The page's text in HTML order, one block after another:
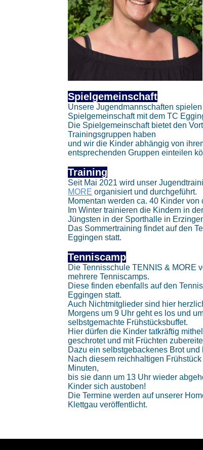
Spielgemeinschaft
Unsere Jugendmannschaften
Spielgemeinschaft mit dem TC
Die Spielgemeinschaft bietet den
Trainingsgruppen haben
und wir die Kinder abhängig von
entsprechenden Gruppen einteilen
Training
Seit Mai 2021 wird unser
MORE organisiert und durchgeführt.
Momentan werden ca. 40 Kinder von
Im Winter trainieren die Kindern in
Jüngsten in der Sporthalle in
Das Sommertraining findet auf den
Eggingen statt.
Tenniscamp
Die Tennisschule TENNIS & MORE
mehrere Tenniscamps.
Diese finden ebenfalls auf den
Eggingen statt.
Auch Nichtmitglieder sind hier
Morgens um 9 Uhr geht es los und
selbstgemachte Frühstücksbuffet.
Hier dürfen die Kinder tatkräftig
geschrotet und mit Früchten
Dazu ein selbstgebackenes Brot
Nach diesem reichhaltigen
Minuten,
bis sie dann um 13 Uhr wieder
Kinder sich austoben!
Die Termine werden auf unserer
Klettgau veröffentlicht.